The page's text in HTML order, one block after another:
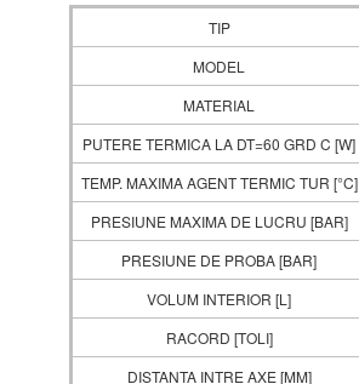
TIP
MODEL
MATERIAL
PUTERE TERMICA LA DT=60 GRD C [W]
TEMP. MAXIMA AGENT TERMIC TUR [°C]
PRESIUNE MAXIMA DE LUCRU [BAR]
PRESIUNE DE PROBA [BAR]
VOLUM INTERIOR [L]
RACORD [TOLI]
DISTANTA INTRE AXE [MM]